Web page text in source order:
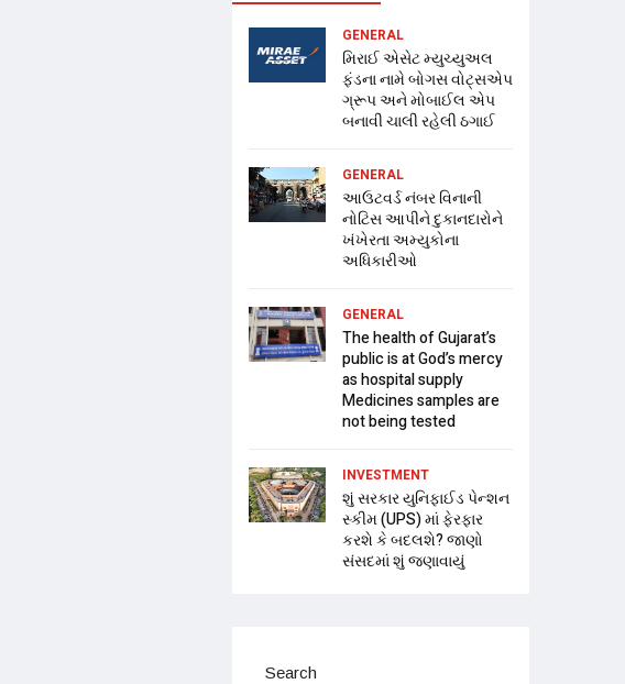
GENERAL
મિરાઈ એસેટ મ્યુચ્યુઅલ
ફંડના નામે બોગસ વોટ્સએપ
ગ્રૂપ અને મોબાઈલ એપ
બનાવી ચાલી રહેલી ઠગાઈ
GENERAL
આઉટવર્ડ નંબર વિનાની
નોટિસ આપીને દુકાનદારોને
ખંખેરતા અમ્યુકોના
અધિકારીઓ
GENERAL
The health of Gujarat’s
public is at God’s mercy
as hospital supply
Medicines samples are
not being tested
INVESTMENT
શું સરકાર યુનિફાઈડ પેન્શન
સ્કીમ (UPS) માં ફેરફાર
કરશે કે બદલશે? જાણો
સંસદમાં શું જણાવાયું
Search